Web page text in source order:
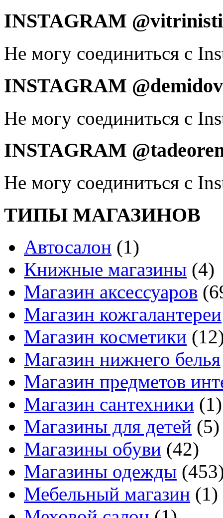
INSTAGRAM
Не могу соединиться с
INSTAGRAM
Не могу соединиться с
INSTAGRAM
Не могу соединиться с
ТИПЫ МАГАЗИНОВ
Автосалон (1)
Книжные магазины (4)
Магазин аксессуаров
Магазин кожгалантереи
Магазин косметики
Магазин нижнего белья
Магазин предметов
Магазин сантехники (1)
Магазины для детей (5)
Магазины обуви (42)
Магазины одежды
Мебельный магазин (1)